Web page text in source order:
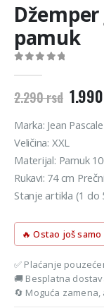
Džemper
pamuk
2.290rsd
cena
je
bila:
1.990
Marka: Jean Pascale
Veličina: XXL
Materijal: Pamuk
Rukavi: 74 cm
Stanje artikla (1 do
🔥 Ostao još samo
✅ Plaćanje
🚚 Besplatna
🔄 Moguća